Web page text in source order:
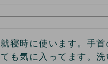
就寝時に使います。手
ても気に入ってます。